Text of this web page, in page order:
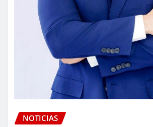
NOTICIAS